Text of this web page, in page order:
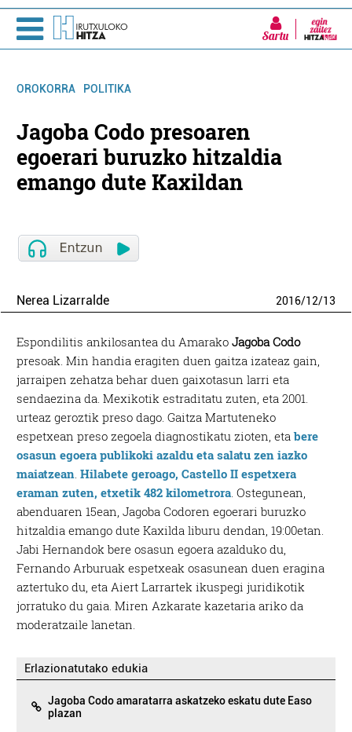
Sartu
OROKORRA POLITIKA
Jagoba Codo presoaren
egoerari buruzko hitzaldia
emango dute Kaxildan
Nerea Lizarralde 2016/12/13
Espondilitis ankilosantea du AmarakoJagoba Codo
presoak. Min handia eragiten duen gaitza izateaz gain,
jarraipen zehatza behar duen gaixotasun larri eta
sendaezina da. Mexikotik estraditatu zuten, eta 2001.
urteaz geroztik preso dago. Gaitza Martuteneko
espetxean preso zegoela diagnostikatu zioten, etabere
osasun egoera publikoki azaldu eta salatu zen iazko
maiatzean.Hilabete geroago, Castello II espetxera
eraman zuten, etxetik 482 kilometrora. Ostegunean,
abenduaren 15ean, Jagoba Codoren egoerari buruzko
hitzaldia emango dute Kaxilda liburu dendan, 19:00etan.
Jabi Hernandok bere osasun egoera azalduko du,
Fernando Arburuak espetxeak osasunean duen eragina
aztertuko du, eta Aiert Larrartek ikuspegi juridikotik
jorratuko du gaia. Miren Azkarate kazetaria ariko da
moderatzaile lanetan.
Erlazionatutako edukia
Jagoba Codo amaratarra askatzeko eskatu dute Easo
plazan